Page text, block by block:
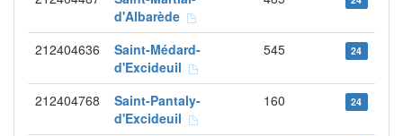
d'Albarède
212404636
Saint-Médard-
d'Excideuil
545 24
212404768
Saint-Pantaly-
d'Excideuil
160 24